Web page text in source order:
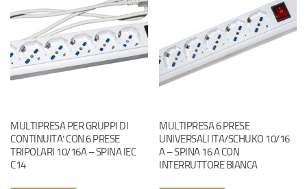
MULTIPRESA PER GRUPPI DI
CONTINUITA’ CON 6 PRESE
TRIPOLARI 10/16A – SPINA IEC
C14
MULTIPRESA 6 PRESE
UNIVERSALI ITA/SCHUKO 10/16
A – SPINA 16 A CON
INTERRUTTORE BIANCA